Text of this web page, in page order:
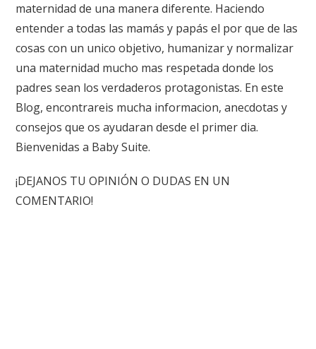
maternidad de una manera diferente. Haciendo
entender a todas las mamás y papás el por que de las
cosas con un unico objetivo, humanizar y normalizar
una maternidad mucho mas respetada donde los
padres sean los verdaderos protagonistas. En este
Blog, encontrareis mucha informacion, anecdotas y
consejos que os ayudaran desde el primer dia.
Bienvenidas a Baby Suite.
¡DEJANOS TU OPINIÓN O DUDAS EN UN
COMENTARIO!